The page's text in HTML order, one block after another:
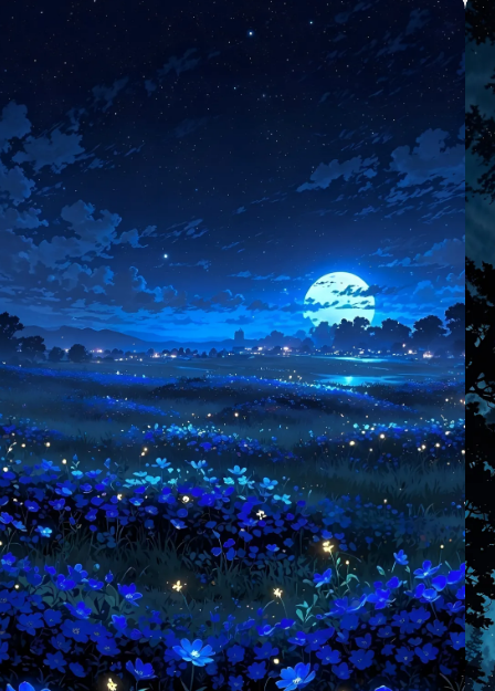
светлини на село и високи планини под звездно небе с
пурпурен оттенък. Перфектно за любители на
природата и ентусиасти на изкуството, които търсят
впечатляващо цифрово произведение с високо
качество за тапети или отпечатъци.